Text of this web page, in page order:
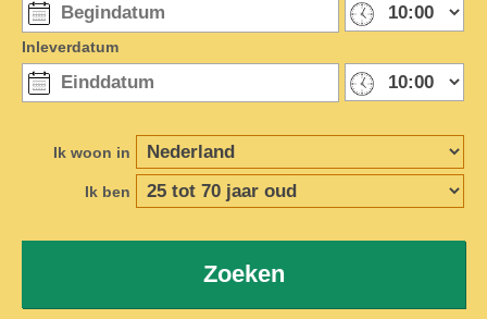
Inleverdatum
Ik woon in
Ik ben
Zoeken